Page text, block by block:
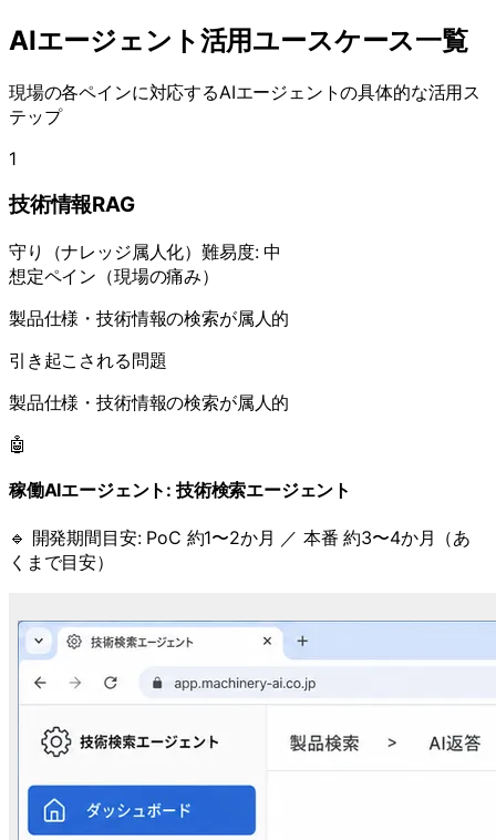
AIエージェント活用ユースケース一覧
現場の各ペインに対応するAIエージェントの具体的な活用ス
テップ
1
技術情報RAG
守り （ナレッジ属人化）難易度:中
想定ペイン（現場の痛み）
製品仕様・技術情報の検索が属人的
引き起こされる問題
製品仕様・技術情報の検索が属人的
🤖
稼働AIエージェント: 技術検索エージェント
🔹 開発期間目安: PoC 約1〜2か月 ／ 本番 約3〜4か月（あ
くまで目安）